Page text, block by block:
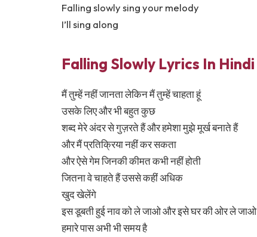
Falling slowly sing your melody
I’ll sing along
Falling Slowly Lyrics In Hindi
मैं तुम्हें नहीं जानता लेकिन मैं तुम्हें चाहता हूं
उसके लिए और भी बहुत कुछ
शब्द मेरे अंदर से गुज़रते हैं और हमेशा मुझे मूर्ख बनाते हैं
और मैं प्रतिक्रिया नहीं कर सकता
और ऐसे गेम जिनकी कीमत कभी नहीं होती
जितना वे चाहते हैं उससे कहीं अधिक
खुद खेलेंगे
इस डूबती हुई नाव को ले जाओ और इसे घर की ओर ले जाओ
हमारे पास अभी भी समय है